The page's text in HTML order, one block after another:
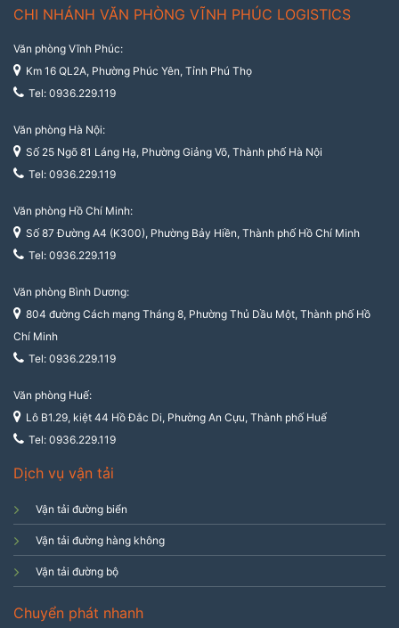
CHI NHÁNH VĂN PHÒNG VĨNH PHÚC LOGISTICS
Văn phòng Vĩnh Phúc:
Km 16 QL2A, Phường Phúc Yên, Tỉnh Phú Thọ
Tel: 0936.229.119
Văn phòng Hà Nội:
Số 25 Ngõ 81 Láng Hạ, Phường Giảng Võ, Thành phố Hà Nội
Tel: 0936.229.119
Văn phòng Hồ Chí Minh:
Số 87 Đường A4 (K300), Phường Bảy Hiền, Thành phố Hồ Chí Minh
Tel: 0936.229.119
Văn phòng Bình Dương:
804 đường Cách mạng Tháng 8, Phường Thủ Dầu Một, Thành phố Hồ
Chí Minh
Tel: 0936.229.119
Văn phòng Huế:
Lô B1.29, kiệt 44 Hồ Đắc Di, Phường An Cựu, Thành phố Huế
Tel: 0936.229.119
Dịch vụ vận tải
Vận tải đường biển
Vận tải đường hàng không
Vận tải đường bộ
Chuyển phát nhanh